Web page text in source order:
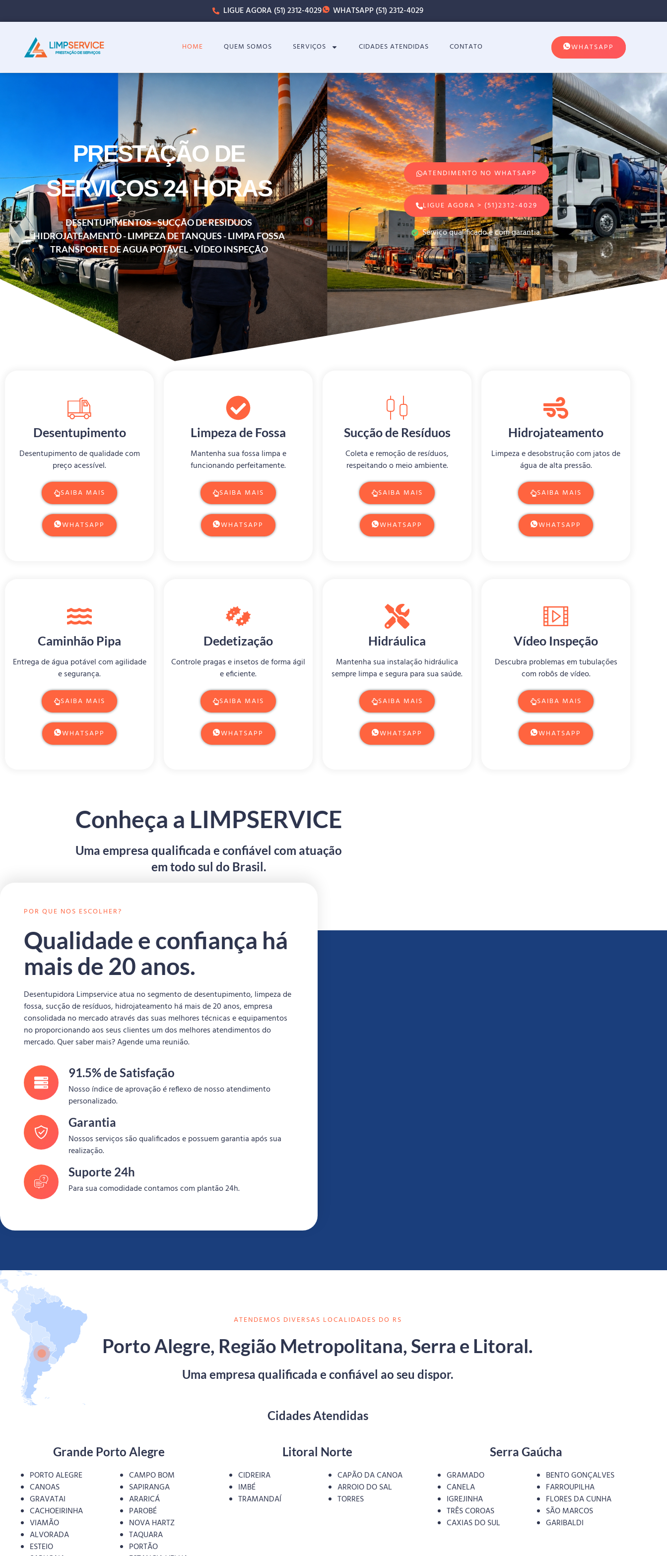
LIGUE AGORA (51) 2312-4029 WHATSAPP (51) 2312-4029
HOME QUEM SOMOS SERVIÇOS CIDADES ATENDIDAS CONTATO WHATSAPP
PRESTAÇÃO DE
SERVIÇOS 24 HORAS
DESENTUPIMENTOS - SUCÇÃO DE RESIDUOS
HIDROJATEAMENTO - LIMPEZA DE TANQUES - LIMPA FOSSA
TRANSPORTE DE AGUA POTÁVEL - VÍDEO INSPEÇÃO
ATENDIMENTO NO WHATSAPP
LIGUE AGORA > (51)2312-4029
Serviço qualificado e com garantia.
Desentupimento
Desentupimento de qualidade com
preço acessível.
SAIBA MAIS
WHATSAPP
Limpeza de Fossa
Mantenha sua fossa limpa e
funcionando perfeitamente.
SAIBA MAIS
WHATSAPP
Sucção de Resíduos
Coleta e remoção de resíduos,
respeitando o meio ambiente.
SAIBA MAIS
WHATSAPP
Hidrojateamento
Limpeza e desobstrução com jatos de
água de alta pressão.
SAIBA MAIS
WHATSAPP
Caminhão Pipa
Entrega de água potável com agilidade
e segurança.
SAIBA MAIS
WHATSAPP
Dedetização
Controle pragas e insetos de forma ágil
e eficiente.
SAIBA MAIS
WHATSAPP
Hidráulica
Mantenha sua instalação hidráulica
sempre limpa e segura para sua saúde.
SAIBA MAIS
WHATSAPP
Vídeo Inspeção
Descubra problemas em tubulações
com robôs de vídeo.
SAIBA MAIS
WHATSAPP
Conheça a LIMPSERVICE
Uma empresa qualificada e confiável com atuação
em todo sul do Brasil.
POR QUE NOS ESCOLHER?
Qualidade e confiança há
mais de 20 anos.
Desentupidora Limpservice atua no segmento de desentupimento, limpeza de
fossa, sucção de resíduos, hidrojateamento há mais de 20 anos, empresa
consolidada no mercado através das suas melhores técnicas e equipamentos
no proporcionando aos seus clientes um dos melhores atendimentos do
mercado. Quer saber mais? Agende uma reunião.
91.5% de Satisfação
Nosso índice de aprovação é reflexo de nosso atendimento
personalizado.
Garantia
Nossos serviços são qualificados e possuem garantia após sua
realização.
Suporte 24h
Para sua comodidade contamos com plantão 24h.
ATENDEMOS DIVERSAS LOCALIDADES DO RS
Porto Alegre, Região Metropolitana, Serra e Litoral.
Uma empresa qualificada e confiável ao seu dispor.
Cidades Atendidas
Grande Porto Alegre
PORTO ALEGRE
CANOAS
GRAVATAI
CACHOEIRINHA
VIAMÃO
ALVORADA
ESTEIO
CAMPO BOM
SAPIRANGA
ARARICÁ
PAROBÉ
NOVA HARTZ
TAQUARA
PORTÃO
Litoral Norte
CIDREIRA
IMBÉ
TRAMANDAÍ
CAPÃO DA CANOA
ARROIO DO SAL
TORRES
Serra Gaúcha
GRAMADO
CANELA
IGREJINHA
TRÊS COROAS
CAXIAS DO SUL
BENTO GONÇALVES
FARROUPILHA
FLORES DA CUNHA
SÃO MARCOS
GARIBALDI